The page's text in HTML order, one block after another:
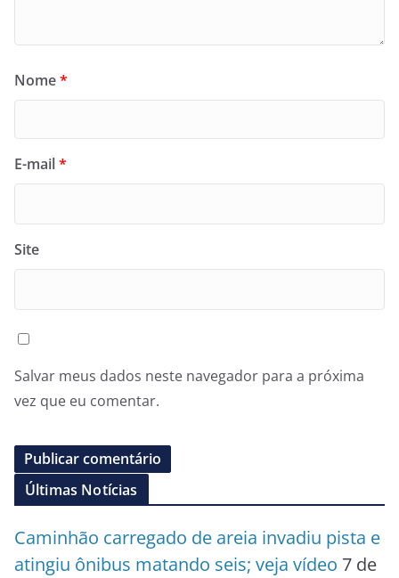
Nome*
E-mail*
Site
Salvar meus dados neste navegador para a próxima
vez que eu comentar.
Últimas Notícias
Caminhão carregado de areia invadiu pista e
atingiu ônibus matando seis; veja vídeo 7 de